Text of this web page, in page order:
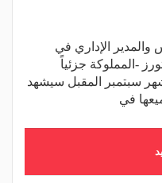
الإداري في
-المملوكة جزئياً
سبتمبر المقبل سيشهد
في